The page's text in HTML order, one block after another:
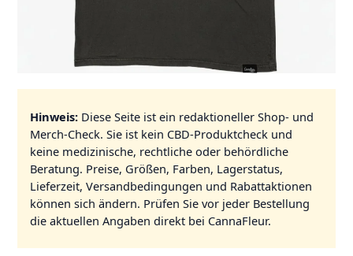
Hinweis:Diese Seite ist ein redaktioneller Shop- und
Merch-Check. Sie ist kein CBD-Produktcheck und
keine medizinische, rechtliche oder behördliche
Beratung. Preise, Größen, Farben, Lagerstatus,
Lieferzeit, Versandbedingungen und Rabattaktionen
können sich ändern. Prüfen Sie vor jeder Bestellung
die aktuellen Angaben direkt bei CannaFleur.